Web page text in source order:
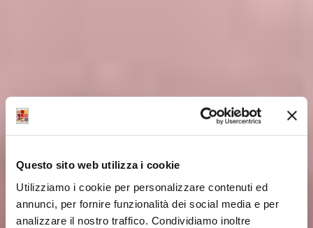
Questo sito web utilizza i cookie
Utilizziamo i cookie per personalizzare contenuti ed
annunci, per fornire funzionalità dei social media e per
analizzare il nostro traffico. Condividiamo inoltre